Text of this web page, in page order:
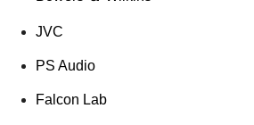
JVC
PS Audio
Falcon Lab